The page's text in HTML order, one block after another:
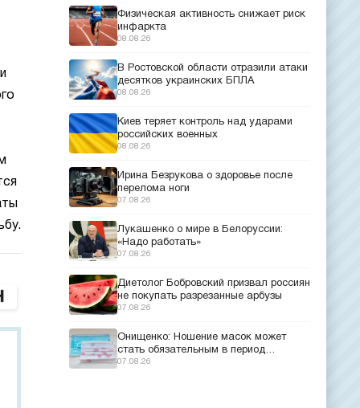
Физическая активность снижает риск
инфаркта
08.08.26
В Ростовской области отразили атаки
десятков украинских БПЛА
08.08.26
Киев теряет контроль над ударами
российских военных
08.08.26
Ирина Безрукова о здоровье после
перелома ноги
07.08.26
Лукашенко о мире в Белоруссии:
«Надо работать»
07.08.26
Диетолог Бобровский призвал россиян
не покупать разрезанные арбузы
07.08.26
Онищенко: Ношение масок может
стать обязательным в период
эпидемий
07.08.26